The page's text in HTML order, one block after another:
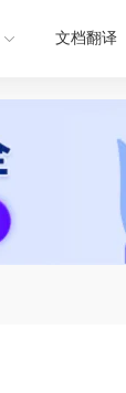
文档翻译